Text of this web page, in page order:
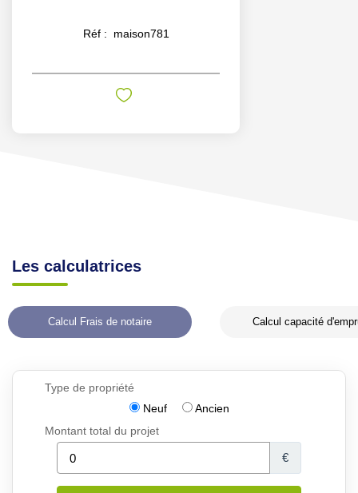
Réf : maison781
Les calculatrices
Calcul Frais de notaire Calcul capacité